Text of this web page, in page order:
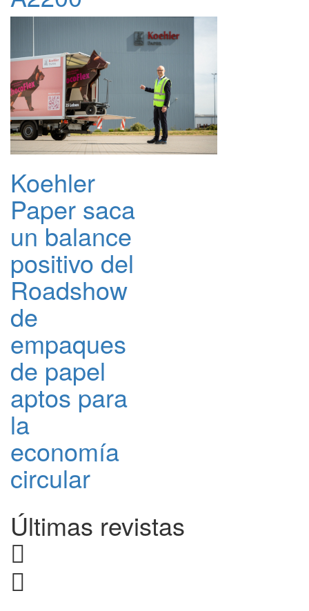
Koehler
Paper saca
un balance
positivo del
Roadshow
de
empaques
de papel
aptos para
la
economía
circular
Últimas revistas